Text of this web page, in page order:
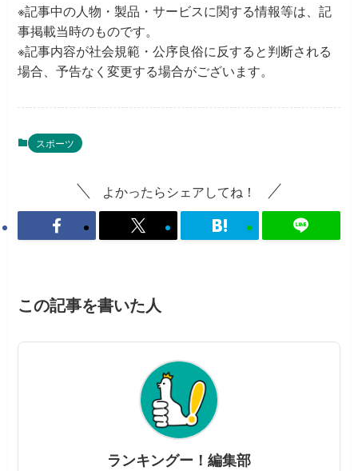
※記事中の人物・製品・サービスに関する情報等は、記
事掲載当時のものです。
※記事内容が社会規範・公序良俗に反すると判断される
場合、予告なく変更する場合がございます。
スポーツ
よかったらシェアしてね！
この記事を書いた人
ランキングー！編集部